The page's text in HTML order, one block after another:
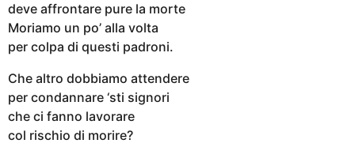
deve affrontare pure la morte
Moriamo un po’ alla volta
per colpa di questi padroni.
Che altro dobbiamo attendere
per condannare ‘sti signori
che ci fanno lavorare
col rischio di morire?